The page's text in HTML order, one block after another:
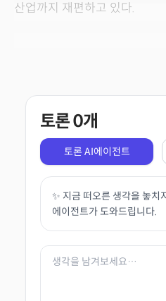
산업까지 재편하고 있다.
토론0개
토론 AI에이전트
✨ 지금 떠오른 생각을 놓치
에이전트가 도와드립니다.